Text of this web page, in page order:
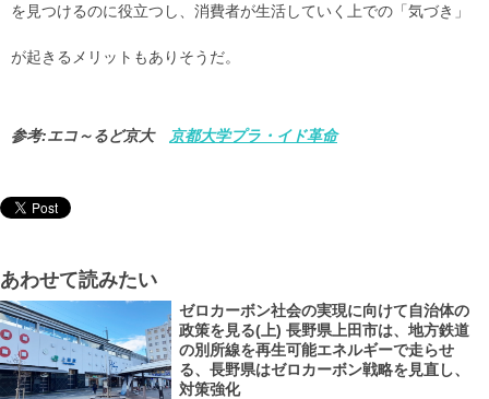
を見つけるのに役立つし、消費者が生活していく上での「気づき」
が起きるメリットもありそうだ。
参考:エコ～るど京大 京都大学プラ・イド革命
あわせて読みたい
ゼロカーボン社会の実現に向けて自治体の
政策を見る(上) 長野県上田市は、地方鉄道
の別所線を再生可能エネルギーで走らせ
る、長野県はゼロカーボン戦略を見直し、
対策強化